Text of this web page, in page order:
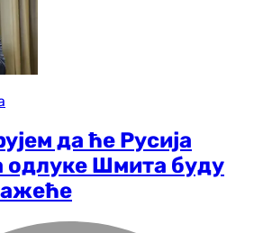
да ће Русија
одлуке Шмита буду